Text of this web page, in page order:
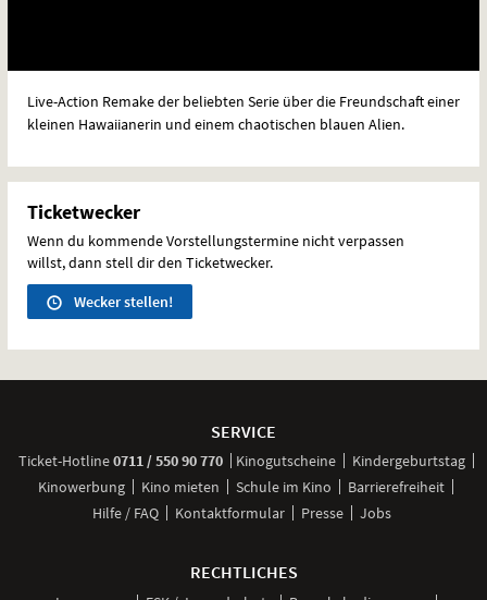
Live-Action Remake der beliebten Serie über die Freundschaft einer
kleinen Hawaiianerin und einem chaotischen blauen Alien.
Ticketwecker
Wenn du kommende Vorstellungstermine nicht verpassen
willst, dann stell dir den Ticketwecker.
Wecker stellen!
SERVICE
Ticket-Hotline0711 / 550 90 770anrufen
Kinogutscheine
Kindergeburtstag
Kinowerbung
Kino mieten Schule im Kino
Barrierefreiheit
Hilfe / FAQ
Kontaktformular Presse Jobs
RECHTLICHES